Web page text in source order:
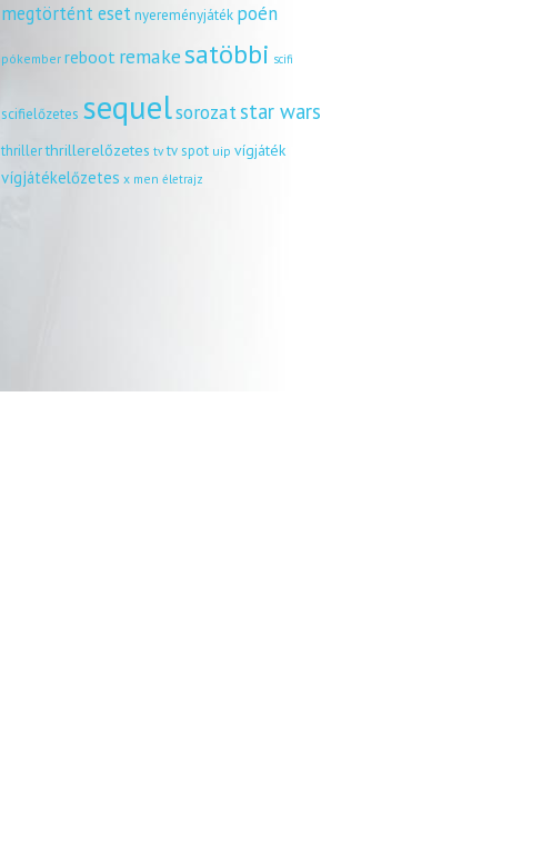
megtörtént esetnyereményjáték poén
pókember reboot remakesatöbbi scifi
scifielőzetes sequelsorozatstar wars
thrillerthrillerelőzetes tv tv spot uip vígjáték
vígjátékelőzetes x men életrajz